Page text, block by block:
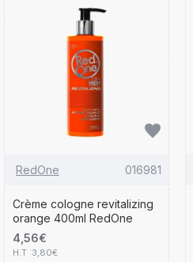
RedOne 016981
Crème cologne revitalizing
orange 400ml RedOne
4,56€
H.T :3,80€